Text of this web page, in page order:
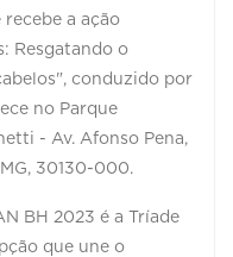
recebe a ação
Resgatando o
conduzido por
no Parque
- Av. Afonso Pena,
30130-000.
BH 2023 é a Tríade
que une o